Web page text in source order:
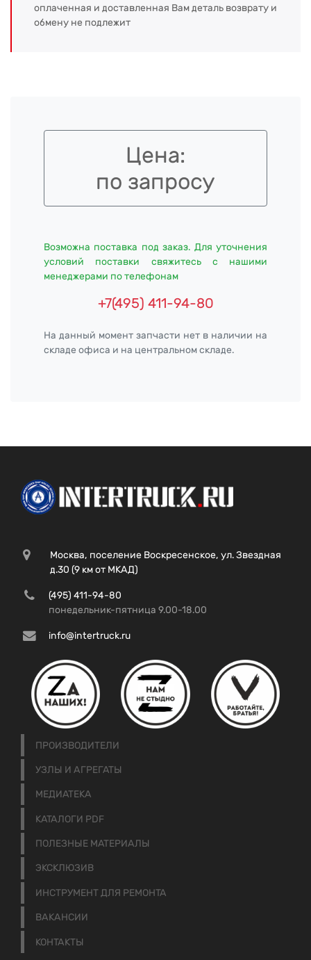
оплаченная и доставленная Вам деталь возврату и
обмену не подлежит
Цена:
по запросу
Возможна поставка под заказ. Для уточнения
условий поставки свяжитесь с нашими
менеджерами по телефонам
+7(495) 411-94-80
На данный момент запчасти нет в наличии на
складе офиса и на центральном складе.
Москва, поселение Воскресенское, ул. Звездная
д.30 (9 км от МКАД)
(495) 411-94-80
понедельник-пятница 9.00-18.00
info@intertruck.ru
ПРОИЗВОДИТЕЛИ
УЗЛЫ И АГРЕГАТЫ
МЕДИАТЕКА
КАТАЛОГИ PDF
ПОЛЕЗНЫЕ МАТЕРИАЛЫ
ЭКСКЛЮЗИВ
ИНСТРУМЕНТ ДЛЯ РЕМОНТА
ВАКАНСИИ
КОНТАКТЫ